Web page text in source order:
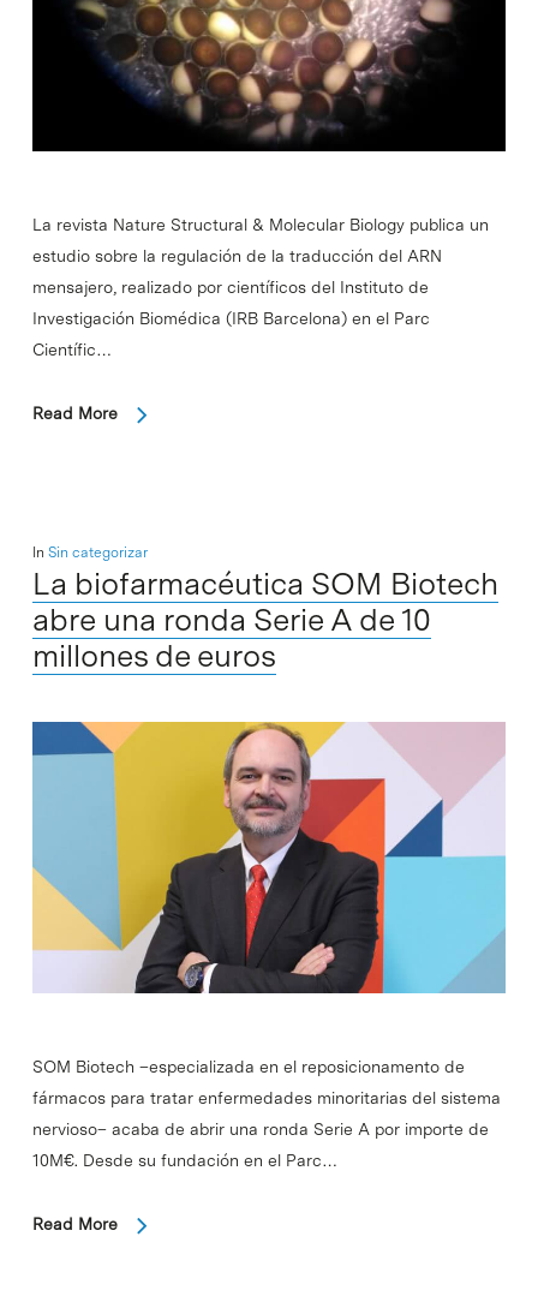
La revista Nature Structural & Molecular Biology publica un
estudio sobre la regulación de la traducción del ARN
mensajero, realizado por científicos del Instituto de
Investigación Biomédica (IRB Barcelona) en el Parc
Científic…
Read More
In Sin categorizar
La biofarmacéutica SOM Biotech
abre una ronda Serie A de 10
millones de euros
SOM Biotech –especializada en el reposicionamento de
fármacos para tratar enfermedades minoritarias del sistema
nervioso– acaba de abrir una ronda Serie A por importe de
10M€. Desde su fundación en el Parc…
Read More